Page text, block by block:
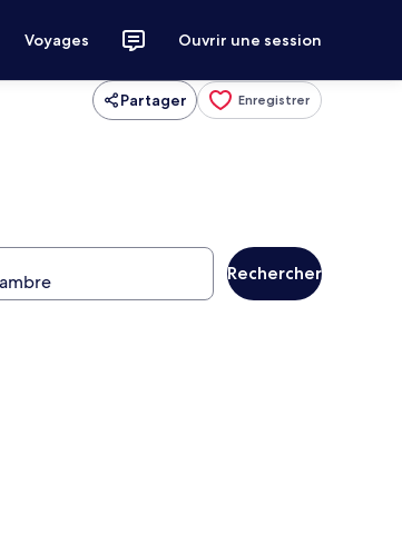
Voyages Ouvrir une session
Partager Enregistrer
Rechercher